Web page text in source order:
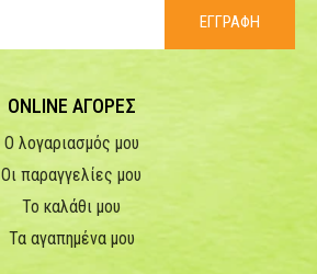
ΕΓΓΡΑΦΗ
ONLINE ΑΓΟΡΕΣ
Ο λογαριασμός μου
Οι παραγγελίες μου
Το καλάθι μου
Τα αγαπημένα μου